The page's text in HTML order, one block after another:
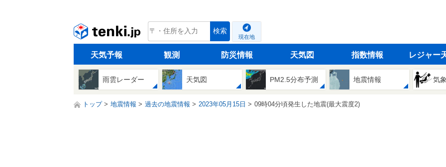
tenki.jp 検索
現在地
天気予報 観測 防災情報 天気図 指数情報 レジャー
雨雲レーダー 天気図 PM2.5分布予測 地震情報 気
トップ 地震情報 過去の地震情報 2023年05月15日 09時04分頃発生した地震(最大震度2)